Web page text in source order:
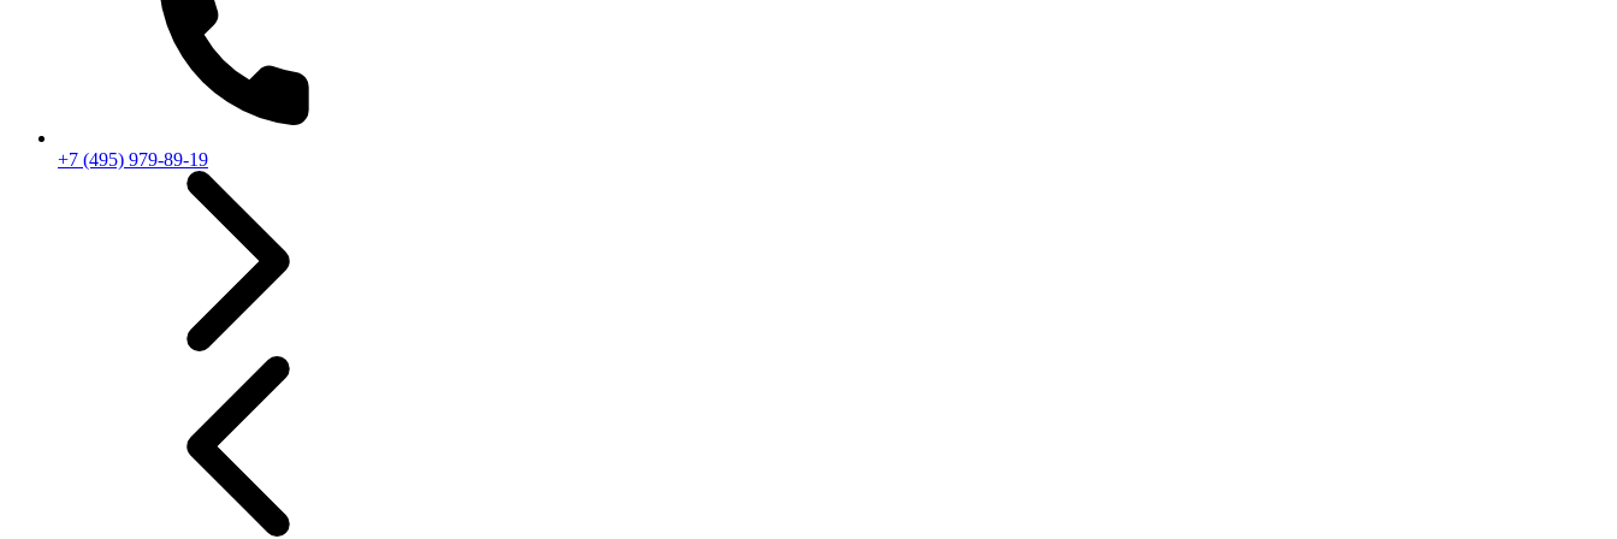
+7 (495) 979-89-19